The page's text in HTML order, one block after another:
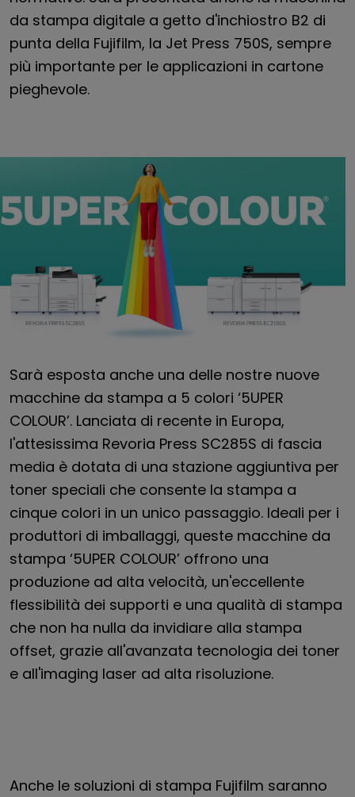
da stampa digitale a getto d'inchiostro B2 di
punta della Fujifilm, la Jet Press 750S, sempre
più importante per le applicazioni in cartone
pieghevole.
Sarà esposta anche una delle nostre nuove
macchine da stampa a 5 colori ‘5UPER
COLOUR’. Lanciata di recente in Europa,
l'attesissima Revoria Press SC285S di fascia
media è dotata di una stazione aggiuntiva per
toner speciali che consente la stampa a
cinque colori in un unico passaggio. Ideali per i
produttori di imballaggi, queste macchine da
stampa ‘5UPER COLOUR’ offrono una
produzione ad alta velocità, un'eccellente
flessibilità dei supporti e una qualità di stampa
che non ha nulla da invidiare alla stampa
offset, grazie all'avanzata tecnologia dei toner
e all'imaging laser ad alta risoluzione.
Anche le soluzioni di stampa Fujifilm saranno